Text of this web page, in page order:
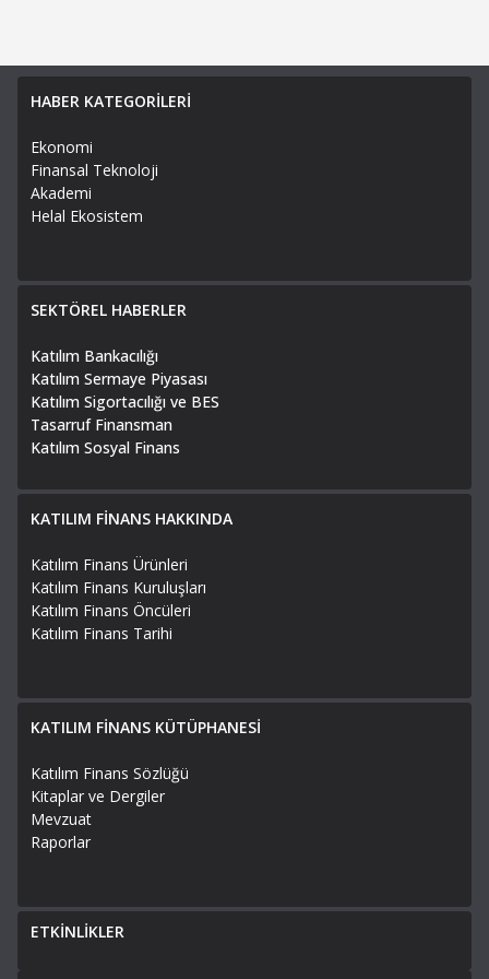
HABER KATEGORİLERİ
Ekonomi
Finansal Teknoloji
Akademi
Helal Ekosistem
SEKTÖREL HABERLER
Katılım Bankacılığı
Katılım Sermaye Piyasası
Katılım Sigortacılığı ve BES
Tasarruf Finansman
Katılım Sosyal Finans
KATILIM FİNANS HAKKINDA
Katılım Finans Ürünleri
Katılım Finans Kuruluşları
Katılım Finans Öncüleri
Katılım Finans Tarihi
KATILIM FİNANS KÜTÜPHANESİ
Katılım Finans Sözlüğü
Kitaplar ve Dergiler
Mevzuat
Raporlar
ETKİNLİKLER